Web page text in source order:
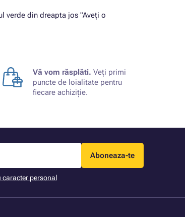
verde din dreapta jos "Aveți o
Vă vom răsplăti. Veți primi
puncte de loialitate pentru
fiecare achiziție.
Aboneaza-te
caracter personal